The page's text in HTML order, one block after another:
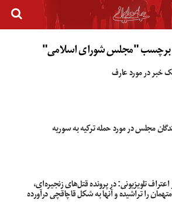
برچسب "مجلس شورای اسلامی"
خبر در مورد عارف
مجلس در مورد حمله ترکیه به سوریه
اعتراف تلویزیونی: در پرونده قتل‌های زنجیره‌ای،
را تراشیده و آنها به شکل قاچاقچی درآورده